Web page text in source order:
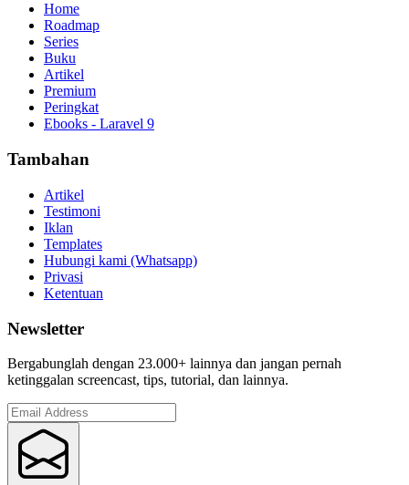
Home
Roadmap
Series
Buku
Artikel
Premium
Peringkat
Ebooks - Laravel 9
Tambahan
Artikel
Testimoni
Iklan
Templates
Hubungi kami (Whatsapp)
Privasi
Ketentuan
Newsletter
Bergabunglah dengan 23.000+ lainnya dan jangan pernah
ketinggalan screencast, tips, tutorial, dan lainnya.